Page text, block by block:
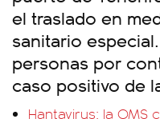
el traslado en
sanitario
personas por
caso positivo de
Hantavirus: la OMS